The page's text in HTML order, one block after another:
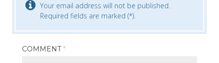
Your email address will not be published.
Required fields are marked (*).
COMMENT*